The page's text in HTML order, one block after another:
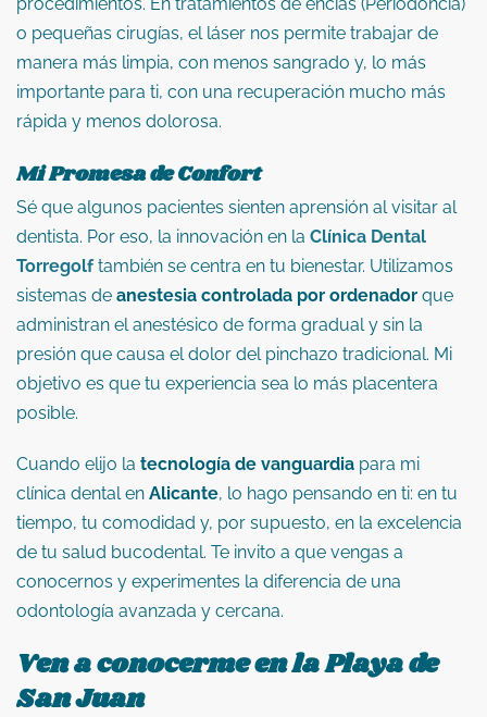
o pequeñas cirugías, el láser nos permite trabajar de
manera más limpia, con menos sangrado y, lo más
importante para ti, con una recuperación mucho más
rápida y menos dolorosa.
Mi Promesa de Confort
Sé que algunos pacientes sienten aprensión al visitar al
dentista. Por eso, la innovación en la Clínica Dental
Torregolftambién se centra en tu bienestar. Utilizamos
sistemas de anestesia controlada por ordenador que
administran el anestésico de forma gradual y sin la
presión que causa el dolor del pinchazo tradicional. Mi
objetivo es que tu experiencia sea lo más placentera
posible.
Cuando elijo la tecnología de vanguardia para mi
clínica dental en Alicante, lo hago pensando en ti: en tu
tiempo, tu comodidad y, por supuesto, en la excelencia
de tu salud bucodental. Te invito a que vengas a
conocernos y experimentes la diferencia de una
odontología avanzada y cercana.
Ven a conocerme en la Playa de
San Juan